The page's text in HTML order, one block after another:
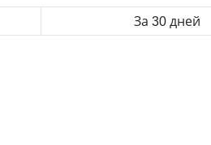
За 30 дней